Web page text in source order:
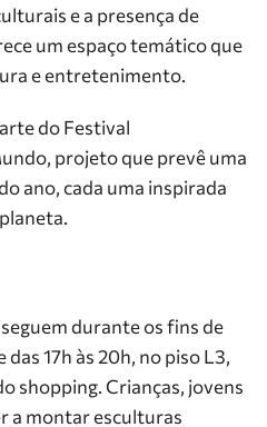
e a presença de
um espaço temático que
e entretenimento.
do Festival
projeto que prevê uma
ano, cada uma inspirada
durante os fins de
17h às 20h, no piso L3,
shopping. Crianças, jovens
a montar esculturas